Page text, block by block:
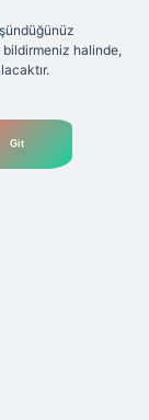
bildirmeniz halinde,